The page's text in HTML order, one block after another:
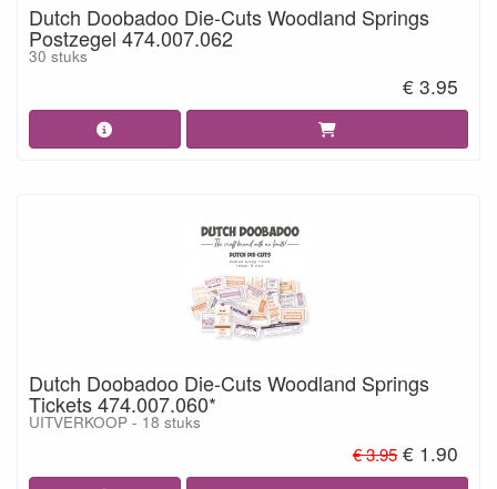
Dutch Doobadoo Die-Cuts Woodland Springs
Postzegel 474.007.062
30 stuks
€ 3.95
Dutch Doobadoo Die-Cuts Woodland Springs
Tickets 474.007.060*
UITVERKOOP - 18 stuks
€ 3.95 € 1.90